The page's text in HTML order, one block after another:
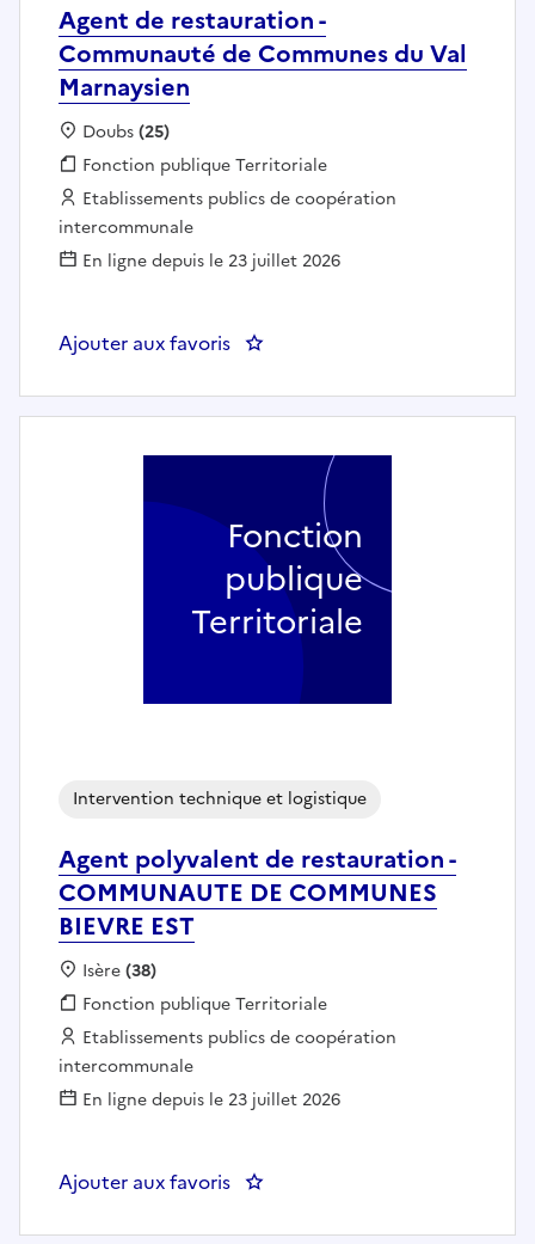
Agent de restauration -
Communauté de Communes du Val
Marnaysien
Localisation :
Doubs(25)
Fonction publique :
Fonction publique Territoriale
Employeur :
Etablissements publics de coopération
intercommunale
En ligne depuis le 23 juillet 2026
Ajouter aux favoris : Agent de restauration -
Agent polyvalent de restauration -
COMMUNAUTE DE COMMUNES
BIEVRE EST
Intervention technique et logistique
Localisation :
Isère(38)
Fonction publique :
Fonction publique Territoriale
Employeur :
Etablissements publics de coopération
intercommunale
En ligne depuis le 23 juillet 2026
Ajouter aux favoris : Agent polyvalent de
Fonction
publique
Territoriale